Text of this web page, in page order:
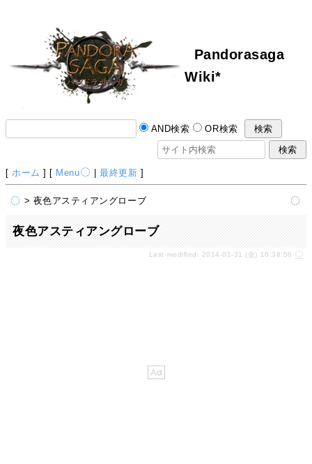
Pandorasaga
Wiki*
AND検索 OR検索
[ ホーム ] [ Menu |最終更新 ]
> 夜色アスティアングローブ
夜色アスティアングローブ
Last-modified: 2014-01-31 (金) 16:38:56